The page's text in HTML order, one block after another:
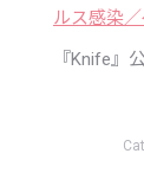
ルス感染
『Knife』